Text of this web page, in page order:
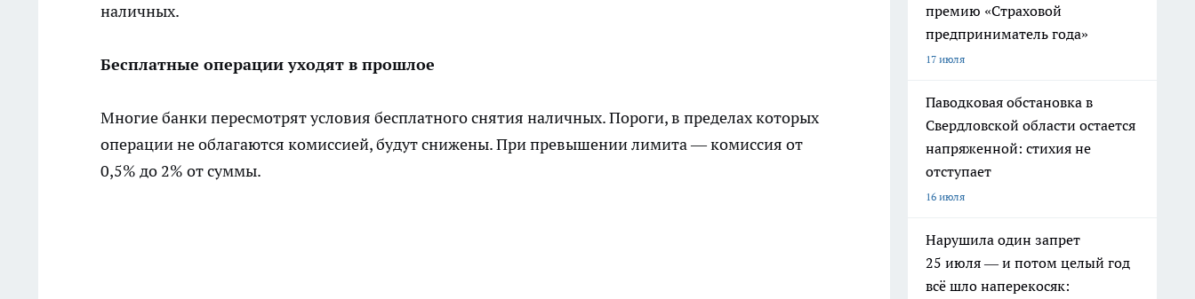
наличных.
Бесплатные операции уходят в прошлое
Многие банки пересмотрят условия бесплатного снятия наличных. Пороги, в пределах которых
операции не облагаются комиссией, будут снижены. При превышении лимита — комиссия от
0,5% до 2% от суммы.
премию «Страховой
предприниматель года»
17 июля
Паводковая обстановка в
Свердловской области остается
напряженной: стихия не
отступает
16 июля
Нарушила один запрет
25 июля — и потом целый год
всё шло наперекосяк: